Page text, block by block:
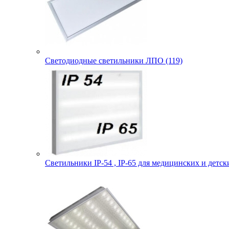
Светодиодные светильники ЛПО (119)
Светильники IP-54 , IP-65 для медицинских и